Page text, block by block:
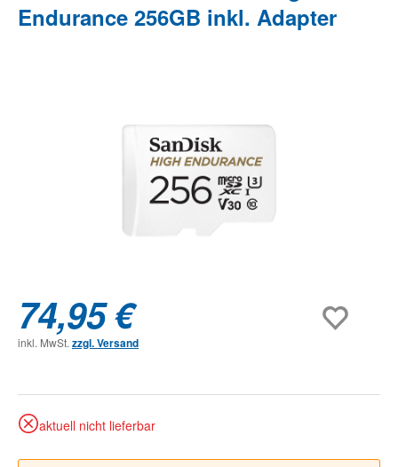
Endurance 256GB inkl. Adapter
74,95 €
inkl. MwSt. zzgl. Versand
aktuell nicht lieferbar